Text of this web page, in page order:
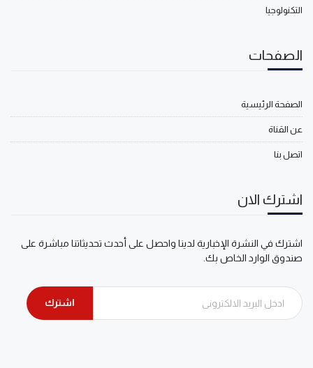
التكنولوجيا
الصفحات
الصفحة الرئيسية
عن القناة
اتصل بنا
اشترك الان
اشترك في النشرة الإخبارية لدينا واحصل على أحدث تحديثاتنا مباشرة على
صندوق الوارد الخاص بك.
اشترك